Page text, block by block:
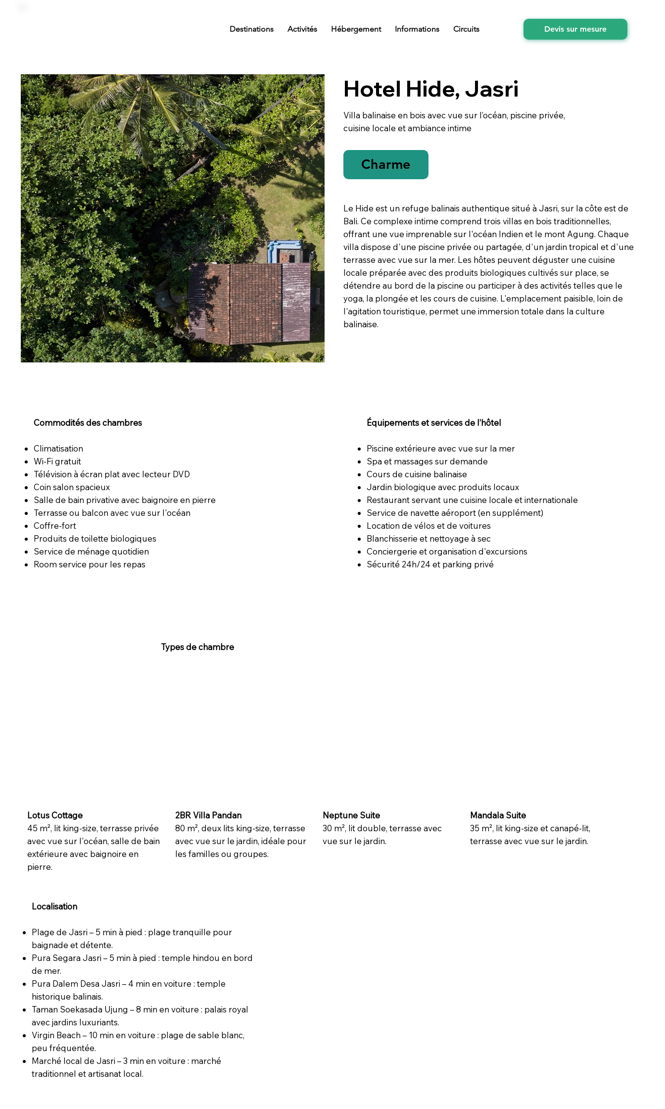
Destinations Activités Hébergement Informations Circuits Devis sur mesure
Hotel Hide, Jasri
Villa balinaise en bois avec vue sur l’océan, piscine privée,
cuisine locale et ambiance intime
Charme
Le Hide est un refuge balinais authentique situé à Jasri, sur la côte est de
Bali. Ce complexe intime comprend trois villas en bois traditionnelles,
offrant une vue imprenable sur l'océan Indien et le mont Agung. Chaque
villa dispose d'une piscine privée ou partagée, d'un jardin tropical et d'une
terrasse avec vue sur la mer. Les hôtes peuvent déguster une cuisine
locale préparée avec des produits biologiques cultivés sur place, se
détendre au bord de la piscine ou participer à des activités telles que le
yoga, la plongée et les cours de cuisine. L'emplacement paisible, loin de
l'agitation touristique, permet une immersion totale dans la culture
balinaise.
Commodités des chambres
Climatisation
Wi-Fi gratuit
Télévision à écran plat avec lecteur DVD
Coin salon spacieux
Salle de bain privative avec baignoire en pierre
Terrasse ou balcon avec vue sur l'océan
Coffre-fort
Produits de toilette biologiques
Service de ménage quotidien
Room service pour les repas
Équipements et services de l’hôtel
Piscine extérieure avec vue sur la mer
Spa et massages sur demande
Cours de cuisine balinaise
Jardin biologique avec produits locaux
Restaurant servant une cuisine locale et internationale
Service de navette aéroport (en supplément)
Location de vélos et de voitures
Blanchisserie et nettoyage à sec
Conciergerie et organisation d'excursions
Sécurité 24h/24 et parking privé
Types de chambre
Lotus Cottage
45 m², lit king-size, terrasse privée
avec vue sur l'océan, salle de bain
extérieure avec baignoire en
pierre.
2BR Villa Pandan
80 m², deux lits king-size, terrasse
avec vue sur le jardin, idéale pour
les familles ou groupes.
Neptune Suite
30 m², lit double, terrasse avec
vue sur le jardin.
Mandala Suite
35 m², lit king-size et canapé-lit,
terrasse avec vue sur le jardin.
Localisation
Plage de Jasri – 5 min à pied : plage tranquille pour
baignade et détente.
Pura Segara Jasri – 5 min à pied : temple hindou en bord
de mer.
Pura Dalem Desa Jasri – 4 min en voiture : temple
historique balinais.
Taman Soekasada Ujung – 8 min en voiture : palais royal
avec jardins luxuriants.
Virgin Beach – 10 min en voiture : plage de sable blanc,
peu fréquentée.
Marché local de Jasri – 3 min en voiture : marché
traditionnel et artisanat local.